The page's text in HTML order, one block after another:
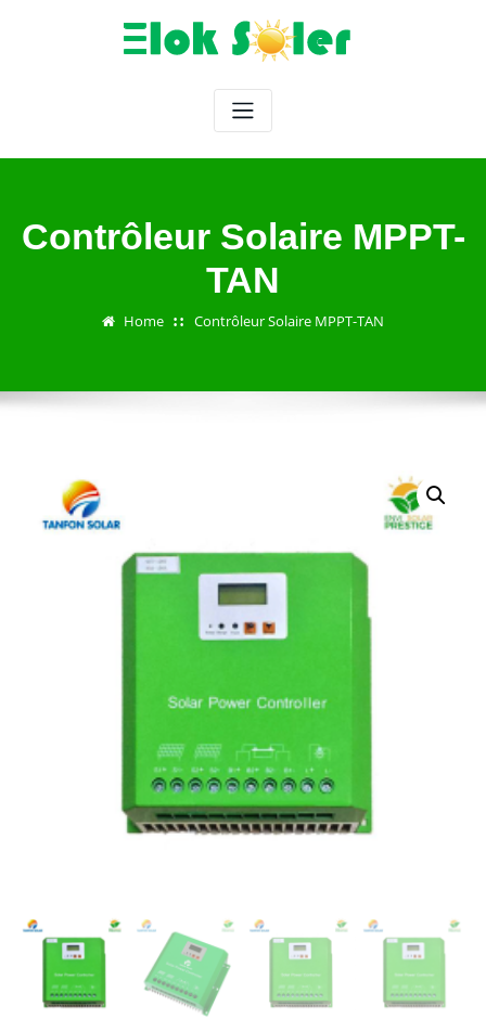
Contrôleur Solaire MPPT-
TAN
Home Contrôleur Solaire MPPT-TAN